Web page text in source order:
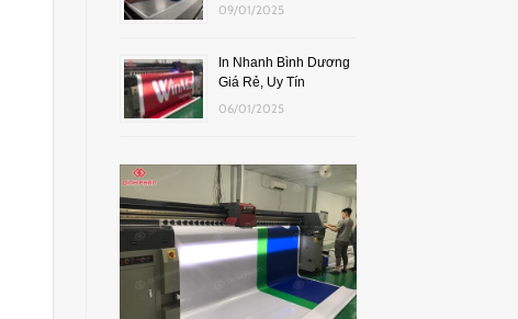
09/01/2025
In Nhanh Bình Dương
Giá Rẻ, Uy Tín
06/01/2025